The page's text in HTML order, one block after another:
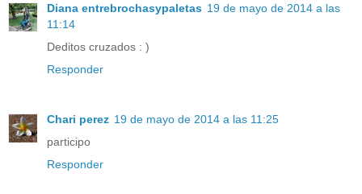
Diana entrebrochasypaletas 19 de mayo de 2014 a las
11:14
Deditos cruzados : )
Responder
Chari perez 19 de mayo de 2014 a las 11:25
participo
Responder